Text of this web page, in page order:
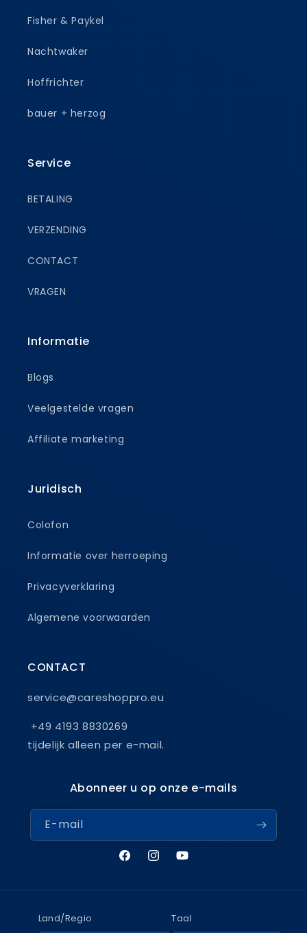
Fisher & Paykel
Nachtwaker
Hoffrichter
bauer + herzog
Service
BETALING
VERZENDING
CONTACT
VRAGEN
Informatie
Blogs
Veelgestelde vragen
Affiliate marketing
Juridisch
Colofon
Informatie over herroeping
Privacyverklaring
Algemene voorwaarden
CONTACT
service@careshoppro.eu
+49 4193 8830269
tijdelijk alleen per e-mail.
Abonneer u op onze e-mails
E-mail
FacebookInstagramYouTube
Land/Regio Taal